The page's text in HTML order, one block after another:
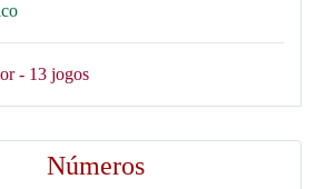
- 13 jogos
Números